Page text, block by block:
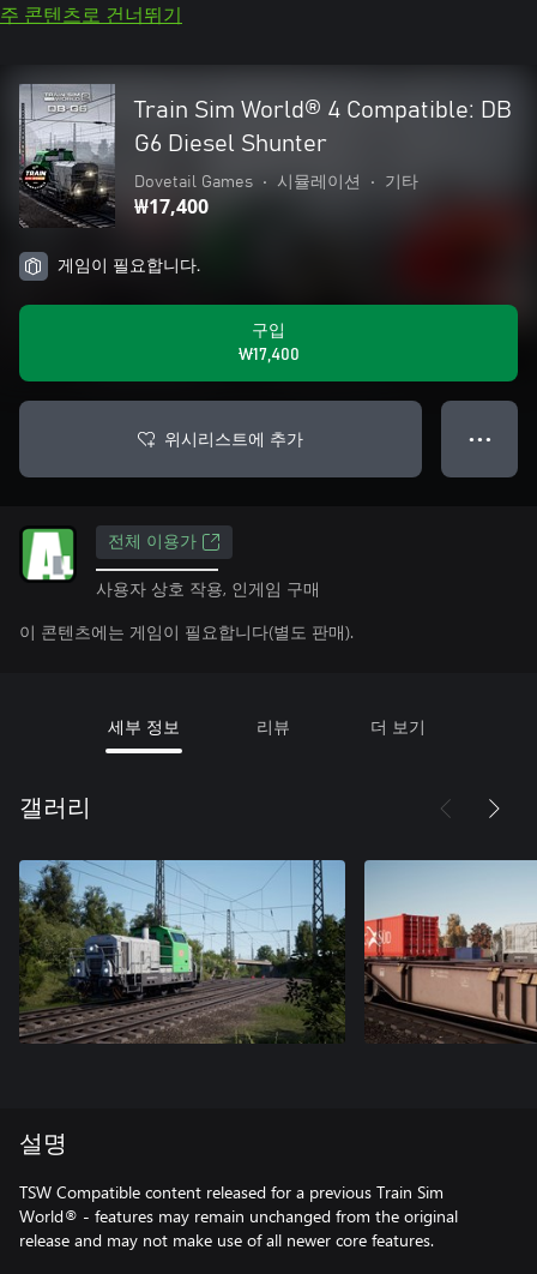
주 콘텐츠로 건너뛰기
Train Sim World® 4 Compatible: DB
G6 Diesel Shunter
Dovetail Games • 시뮬레이션 • 기타
₩17,400
게임이 필요합니다.
구입
₩17,400
위시리스트에 추가 ● ● ●
전체 이용가
사용자 상호 작용, 인게임 구매
이 콘텐츠에는 게임이 필요합니다(별도 판매).
세부 정보 리뷰 더 보기
갤러리
설명
TSW Compatible content released for a previous Train Sim
World® - features may remain unchanged from the original
release and may not make use of all newer core features.